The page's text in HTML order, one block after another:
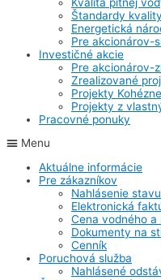
Štandardy kvality
Energetická
Pre akcionárov-
Investičné akcie
Pre akcionárov-
Zrealizované
Projekty
Projekty z
Pracovné ponuky
Menu
Aktuálne informácie
Pre zákazníkov
Nahlásenie
Elektronická
Cena vodného a
Dokumenty na
Cenník
Poruchová služba
Nahlásené